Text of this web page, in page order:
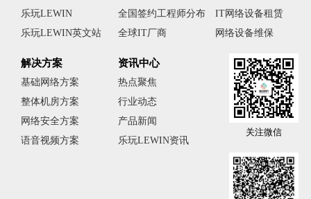
乐玩LEWIN
乐玩LEWIN英文站
全国签约工程师分布
全球IT厂商
IT网络设备租赁
网络设备维保
解决方案
基础网络方案
整体机房方案
网络安全方案
语音视频方案
资讯中心
热点聚焦
行业动态
产品新闻
乐玩LEWIN资讯
关注微信